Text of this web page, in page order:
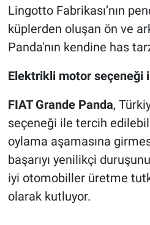
Lingotto Fabrikası’nın
küplerden oluşan ön ve
Panda'nın kendine has
Elektrikli motor seçeneği
FIAT Grande Panda,
seçeneği ile tercih
oylama aşamasına
başarıyı yenilikçi
iyi otomobiller üretme
olarak kutluyor.